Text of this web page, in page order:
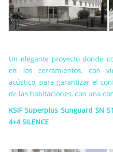
Un elegante proyecto donde
en los cerramientos, con
acústico, para garantizar el
de las habitaciones, con una
KSIF Superplus Sunguard SN
4+4 SILENCE